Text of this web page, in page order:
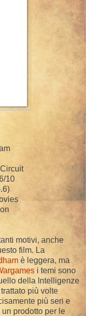
10
motivi, anche
film. La
è leggera, ma
i temi sono
della Intelligenze
più volte
più seri e
prodotto per le